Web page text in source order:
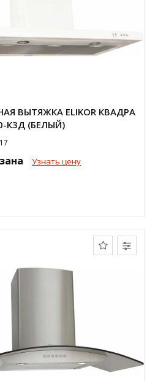
ВЫТЯЖКА ELIKOR КВАДРА
К3Д (БЕЛЫЙ)
Узнать цену